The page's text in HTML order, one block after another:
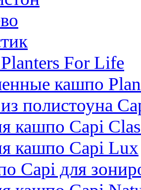
For Life
кашпо
полистоуна
кашпо Capi
кашпо Capi Lux
Capi для